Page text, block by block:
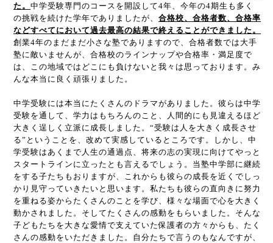
た。 中学受験専門のコースを開設して4年、今年の4期生も多く
の挑戦を続けた学年でありましたが、 合格校、合格者数、合格率
などすべてにおいて過去最高の結果で終えることができました。
創業4年のまだまだ小さな塾でありますので、合格者数では大手
塾に敵いませんが、合格校のラインナップや合格率・満足度で
は、この地域ではどこにも負けないと我々は思っております。み
んな本当に良く頑張りました。
中学受験には本当にたくさんのドラマがありました。彼らは中学
受験を通して、学力はもちろんのこと、人間的にも見違えるほど
大きく逞しく立派に成長しました。“受験は人を大きく成長させ
る”ということを、改めて実感しているところです。しかし、中
学受験はあくまで人生の通過点、将来の志の実現に向けてやっと
スタートラインに立ったとも言えるでしょう。当塾中学部に継続
をする子たちもおりますが、これからも彼らの成長を近くでしっ
かり見守っていきたいと思います。私たちも彼らの直向きに努力
を重ねる姿からたくさんのことを学び、様々な場面で心を大きく
動かされました。そしてたくさんの感動をもらいました。そんな
子どもたちを大きな愛情で支えていた保護者の方々からも、たく
さんの感動をいただきました。自分たちで言うのもなんですが、